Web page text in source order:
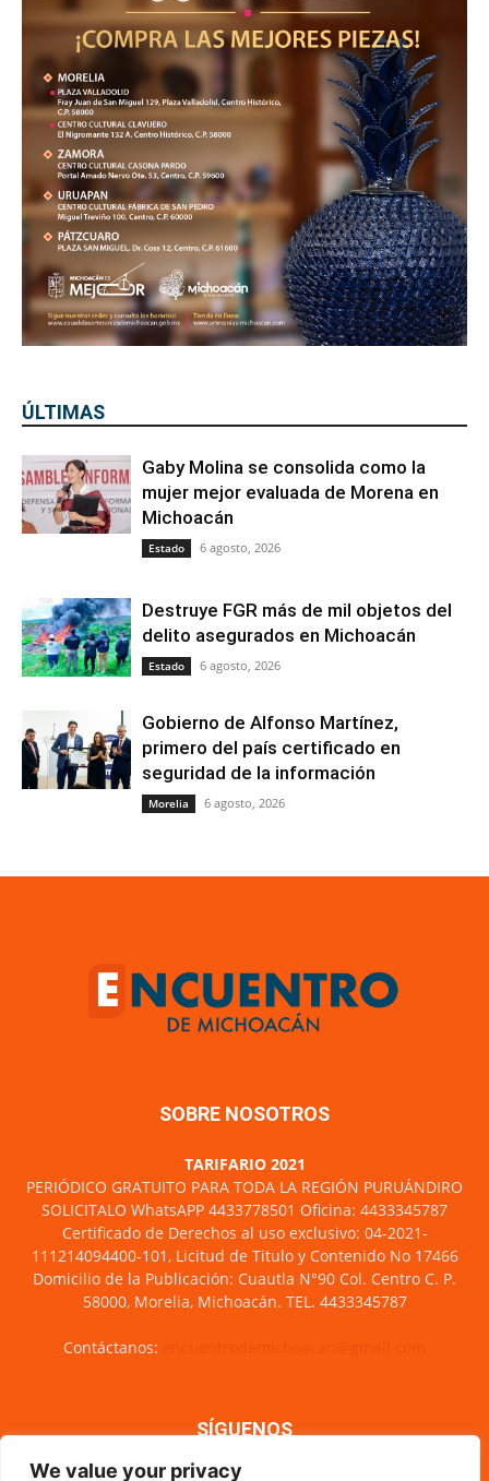
We value your privacy
ÚLTIMAS
Gaby Molina se consolida como la
mujer mejor evaluada de Morena en
Michoacán
Estado 6 agosto, 2026
Destruye FGR más de mil objetos del
delito asegurados en Michoacán
Estado 6 agosto, 2026
Gobierno de Alfonso Martínez,
primero del país certificado en
seguridad de la información
Morelia 6 agosto, 2026
SOBRE NOSOTROS
TARIFARIO 2021
PERIÓDICO GRATUITO PARA TODA LA REGIÓN PURUÁNDIRO
SOLICITALO WhatsAPP 4433778501 Oficina: 4433345787
Certificado de Derechos al uso exclusivo: 04-2021-
111214094400-101, Licitud de Titulo y Contenido No 17466
Domicilio de la Publicación: Cuautla N°90 Col. Centro C. P.
58000, Morelia, Michoacán. TEL. 4433345787
Contáctanos:
SÍGUENOS